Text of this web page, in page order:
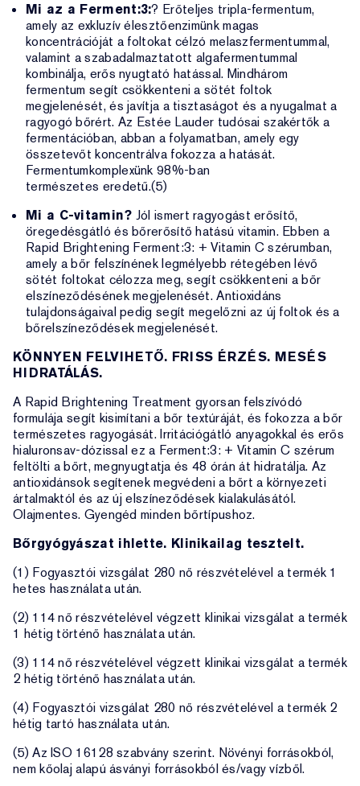
Mi az a Ferment:3:? Erőteljes tripla-fermentum,
amely az exkluzív élesztőenzimünk magas
koncentrációját a foltokat célzó melaszfermentummal,
valamint a szabadalmaztatott algafermentummal
kombinálja, erős nyugtató hatással. Mindhárom
fermentum segít csökkenteni a sötét foltok
megjelenését, és javítja a tisztaságot és a nyugalmat a
ragyogó bőrért. Az Estée Lauder tudósai szakértők a
fermentációban, abban a folyamatban, amely egy
összetevőt koncentrálva fokozza a hatását.
Fermentumkomplexünk 98%-ban
természetes eredetű.(5)
Mi a C-vitamin? Jól ismert ragyogást erősítő,
öregedésgátló és bőrerősítő hatású vitamin. Ebben a
Rapid Brightening Ferment:3: + Vitamin C szérumban,
amely a bőr felszínének legmélyebb rétegében lévő
sötét foltokat célozza meg, segít csökkenteni a bőr
elszíneződésének megjelenését. Antioxidáns
tulajdonságaival pedig segít megelőzni az új foltok és a
bőrelszíneződések megjelenését.
KÖNNYEN FELVIHETŐ. FRISS ÉRZÉS. MESÉS
HIDRATÁLÁS.
A Rapid Brightening Treatment gyorsan felszívódó
formulája segít kisimítani a bőr textúráját, és fokozza a bőr
természetes ragyogását. Irritációgátló anyagokkal és erős
hialuronsav-dózissal ez a Ferment:3: + Vitamin C szérum
feltölti a bőrt, megnyugtatja és 48 órán át hidratálja. Az
antioxidánsok segítenek megvédeni a bőrt a környezeti
ártalmaktól és az új elszíneződések kialakulásától.
Olajmentes. Gyengéd minden bőrtípushoz.
Bőrgyógyászat ihlette. Klinikailag tesztelt.
(1) Fogyasztói vizsgálat 280 nő részvételével a termék 1
hetes használata után.
(2) 114 nő részvételével végzett klinikai vizsgálat a termék
1 hétig történő használata után.
(3) 114 nő részvételével végzett klinikai vizsgálat a termék
2 hétig történő használata után.
(4) Fogyasztói vizsgálat 280 nő részvételével a termék 2
hétig tartó használata után.
(5) Az ISO 16128 szabvány szerint. Növényi forrásokból,
nem kőolaj alapú ásványi forrásokból és/vagy vízből.